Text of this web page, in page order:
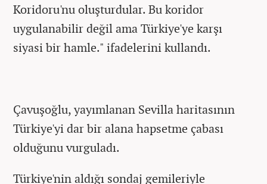
Koridoru'nu oluşturdular. Bu koridor
uygulanabilir değil ama Türkiye'ye karşı
siyasi bir hamle." ifadelerini kullandı.
Çavuşoğlu, yayımlanan Sevilla haritasının
Türkiye'yi dar bir alana hapsetme çabası
olduğunu vurguladı.
Türkiye'nin aldığı sondaj gemileriyle